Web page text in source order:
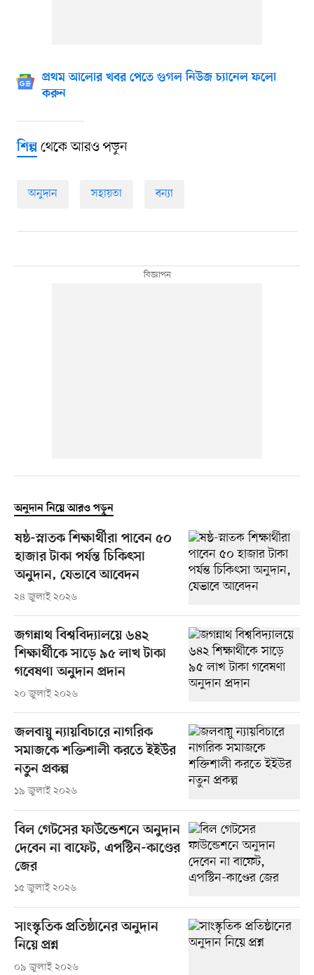
প্রথম আলোর খবর পেতে গুগল নিউজ চ্যানেল ফলো
করুন
শিল্পথেকে আরও পড়ুন
অনুদান সহায়তা বন্যা
অনুদান নিয়ে আরও পড়ুন
ষষ্ঠ-স্নাতক শিক্ষার্থীরা পাবেন ৫০
হাজার টাকা পর্যন্ত চিকিৎসা
অনুদান, যেভাবে আবেদন
২৪ জুলাই ২০২৬
জগন্নাথ বিশ্ববিদ্যালয়ে ৬৪২
শিক্ষার্থীকে সাড়ে ৯৫ লাখ টাকা
গবেষণা অনুদান প্রদান
২০ জুলাই ২০২৬
জলবায়ু ন্যায়বিচারে নাগরিক
সমাজকে শক্তিশালী করতে ইইউর
নতুন প্রকল্প
১৯ জুলাই ২০২৬
বিল গেটসের ফাউন্ডেশনে অনুদান
দেবেন না বাফেট, এপস্টিন-কাণ্ডের
জের
১৫ জুলাই ২০২৬
সাংস্কৃতিক প্রতিষ্ঠানের অনুদান
নিয়ে প্রশ্ন
০৯ জুলাই ২০২৬